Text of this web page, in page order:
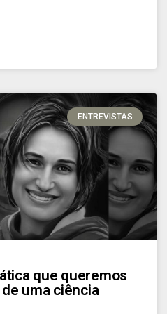
ENTREVISTAS
que queremos
uma ciência